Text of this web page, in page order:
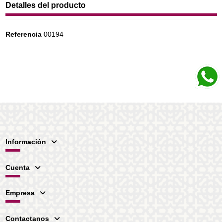
Detalles del producto
Referencia 00194
Información
Cuenta
Empresa
Contactanos